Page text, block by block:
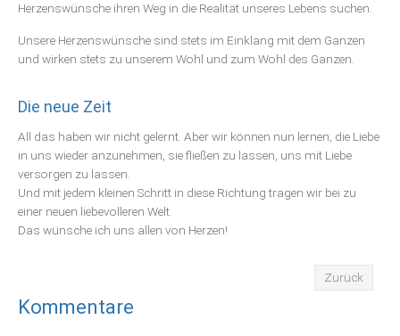
Herzenswünsche ihren Weg in die Realität unseres Lebens suchen.
Unsere Herzenswünsche sind stets im Einklang mit dem Ganzen
und wirken stets zu unserem Wohl und zum Wohl des Ganzen.
Die neue Zeit
All das haben wir nicht gelernt. Aber wir können nun lernen, die Liebe
in uns wieder anzunehmen, sie fließen zu lassen, uns mit Liebe
versorgen zu lassen.
Und mit jedem kleinen Schritt in diese Richtung tragen wir bei zu
einer neuen liebevolleren Welt.
Das wünsche ich uns allen von Herzen!
Zurück
Kommentare